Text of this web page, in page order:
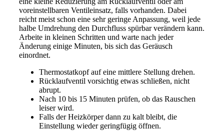
voreinstellbaren Ventileinsatz, falls vorhanden. Dabei
reicht meist schon eine sehr geringe Anpassung, weil jede
halbe Umdrehung den Durchfluss spürbar verändern kann.
Arbeite in kleinen Schritten und warte nach jeder
Änderung einige Minuten, bis sich das Geräusch
einordnet.
Thermostatkopf auf eine mittlere Stellung drehen.
Rücklaufventil vorsichtig etwas schließen, nicht
abrupt.
Nach 10 bis 15 Minuten prüfen, ob das Rauschen
leiser wird.
Falls der Heizkörper dann zu kalt bleibt, die
Einstellung wieder geringfügig öffnen.